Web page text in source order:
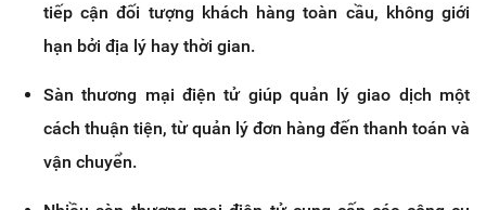
tiếp cận đối tượng khách hàng toàn cầu, không giới
hạn bởi địa lý hay thời gian.
Sàn thương mại điện tử giúp quản lý giao dịch một
cách thuận tiện, từ quản lý đơn hàng đến thanh toán và
vận chuyển.